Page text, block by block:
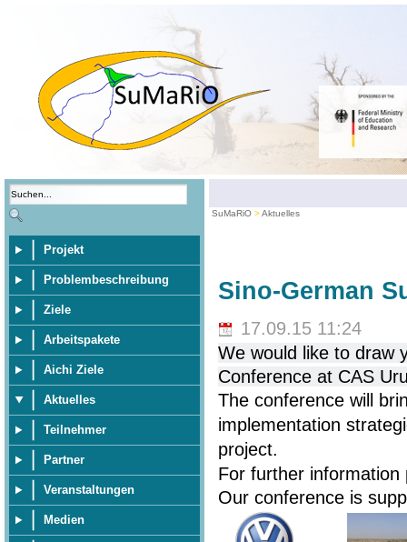
Projekt
Problembeschreibung
Ziele
Arbeitspakete
Aichi Ziele
Aktuelles
Teilnehmer
Partner
Veranstaltungen
Medien
SuMaRiO Aktuelles
Sino-German
17.09.15 11:24
We would like to draw
Conference at CAS
The conference will
implementation
project.
For further
Our conference is